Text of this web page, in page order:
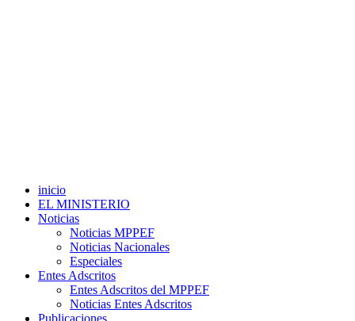
inicio
EL MINISTERIO
Noticias
Noticias MPPEF
Noticias Nacionales
Especiales
Entes Adscritos
Entes Adscritos del MPPEF
Noticias Entes Adscritos
Publicaciones